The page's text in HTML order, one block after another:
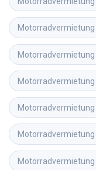
Motorradvermietung
Motorradvermietung
Motorradvermietung
Motorradvermietung
Motorradvermietung
Motorradvermietung